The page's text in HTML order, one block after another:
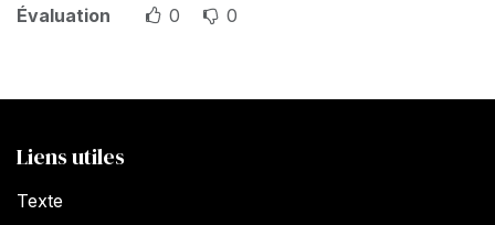
Évaluation
0 0
Liens utiles
Texte